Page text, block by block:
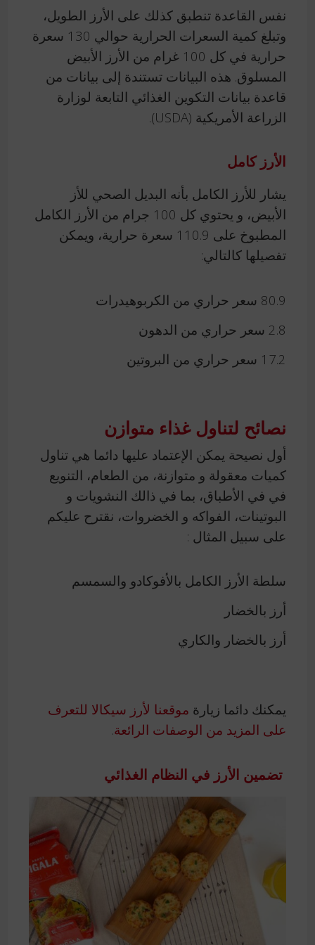
نفس القاعدة تنطبق كذلك على الأرز الطويل،
وتبلغ كمية السعرات الحرارية حوالي 130 سعرة
حرارية في كل 100 غرام من الأرز الأبيض
المسلوق. هذه البيانات تستندة إلى بيانات من
قاعدة بيانات التكوين الغذائي التابعة لوزارة
الزراعة الأمريكية (USDA).
الأرز كامل
يشار للأرز الكامل بأنه البديل الصحي للأز
الأبيض، و يحتوي كل 100 جرام من الأرز الكامل
المطبوخ على 110.9 سعرة حرارية، ويمكن
تفصيلها كالتالي:
80.9 سعر حراري من الكربوهيدرات
2.8 سعر حراري من الدهون
17.2 سعر حراري من البروتين
نصائح لتناول غذاء متوازن
أول نصيحة يمكن الإعتماد عليها دائما هي تناول
كميات معقولة و متوازنة، من الطعام، التنويع
في في الأطباق، بما في ذالك النشويات و
البوتينات، الفواكه و الخضروات، نقترح عليكم
على سبيل المثال :
سلطة الأرز الكامل بالأفوكادو والسمسم
أرز بالخضار
أرز بالخضار والكاري
يمكنك دائما زيارة موقعنا لأرز سيكالا للتعرف
على المزيد من الوصفات الرائعة.
تضمين الأرز في النظام الغذائي